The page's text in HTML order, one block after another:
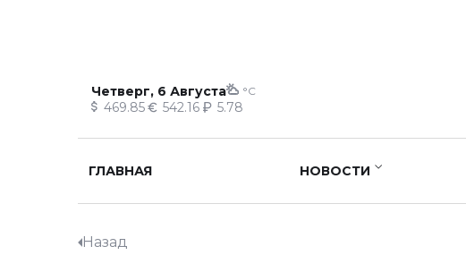
Четверг, 6 Августа °C
469.85 542.16 5.78
ГЛАВНАЯ НОВОСТИ
Назад